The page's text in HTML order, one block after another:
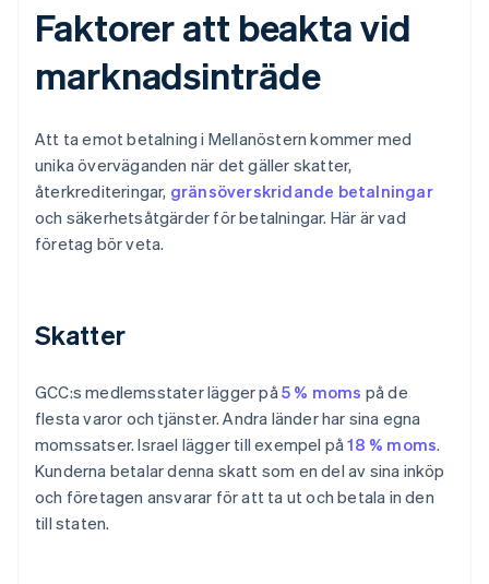
Faktorer att beakta vid
marknadsinträde
Att ta emot betalning i Mellanöstern kommer med
unika överväganden när det gäller skatter,
återkrediteringar, gränsöverskridande betalningar
och säkerhetsåtgärder för betalningar. Här är vad
företag bör veta.
Skatter
GCC:s medlemsstater lägger på5 % moms på de
flesta varor och tjänster. Andra länder har sina egna
momssatser. Israel lägger till exempel på18 % moms.
Kunderna betalar denna skatt som en del av sina inköp
och företagen ansvarar för att ta ut och betala in den
till staten.